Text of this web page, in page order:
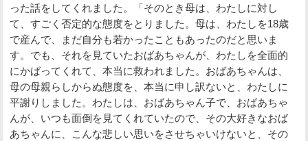
った話をしてくれました。「そのとき母は、わたしに対し
て、すごく否定的な態度をとりました。母は、わたしを18歳
で産んで、まだ自分も若かったこともあったのだと思いま
す。でも、それを見ていたおばあちゃんが、わたしを全面的
にかばってくれて、本当に救われました。おばあちゃんは、
母の母親らしからぬ態度を、本当に申し訳ないと、わたしに
平謝りしました。わたしは、おばあちゃん子で、おばあちゃ
んが、いつも面倒を見てくれていたので、その大好きなおば
あちゃんに、こんな悲しい思いをさせちゃいけないと、その